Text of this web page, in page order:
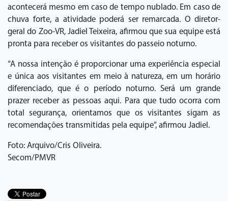
acontecerá mesmo em caso de tempo nublado. Em caso de
chuva forte, a atividade poderá ser remarcada. O diretor-
geral do Zoo-VR, Jadiel Teixeira, afirmou que sua equipe está
pronta para receber os visitantes do passeio noturno.
“A nossa intenção é proporcionar uma experiência especial
e única aos visitantes em meio à natureza, em um horário
diferenciado, que é o período noturno. Será um grande
prazer receber as pessoas aqui. Para que tudo ocorra com
total segurança, orientamos que os visitantes sigam as
recomendações transmitidas pela equipe”, afirmou Jadiel.
Foto: Arquivo/Cris Oliveira.
Secom/PMVR